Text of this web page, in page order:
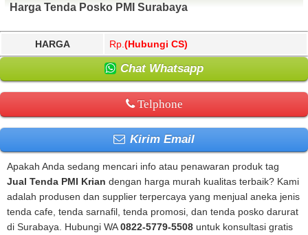
Harga Tenda Posko PMI Surabaya
HARGA Rp. (Hubungi CS)
Chat Whatsapp
Telphone
Kirim Email
Apakah Anda sedang mencari info atau penawaran produk tag
Jual Tenda PMI Krian dengan harga murah kualitas terbaik? Kami
adalah produsen dan supplier terpercaya yang menjual aneka jenis
tenda cafe, tenda sarnafil, tenda promosi, dan tenda posko darurat
di Surabaya. Hubungi WA0822-5779-5508 untuk konsultasi gratis